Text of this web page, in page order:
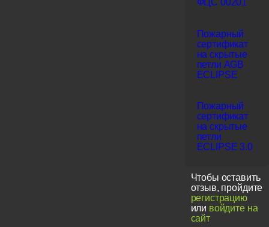
ФЦС 00201
Пожарный
сертификат
на скрытые
петли AGB
ECLIPSE
Пожарный
сертификат
на скрытые
петли
ECLIPSE 3.0
Чтобы оставить
отзыв, пройдите
регистрацию
или войдите на
сайт